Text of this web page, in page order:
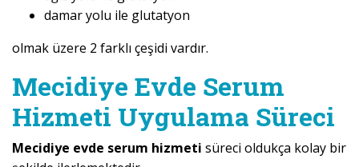
damar yolu ile glutatyon
olmak üzere 2 farklı çeşidi vardır.
Mecidiye Evde Serum
Hizmeti Uygulama Süreci
Mecidiye evde serum hizmeti süreci oldukça kolay bir